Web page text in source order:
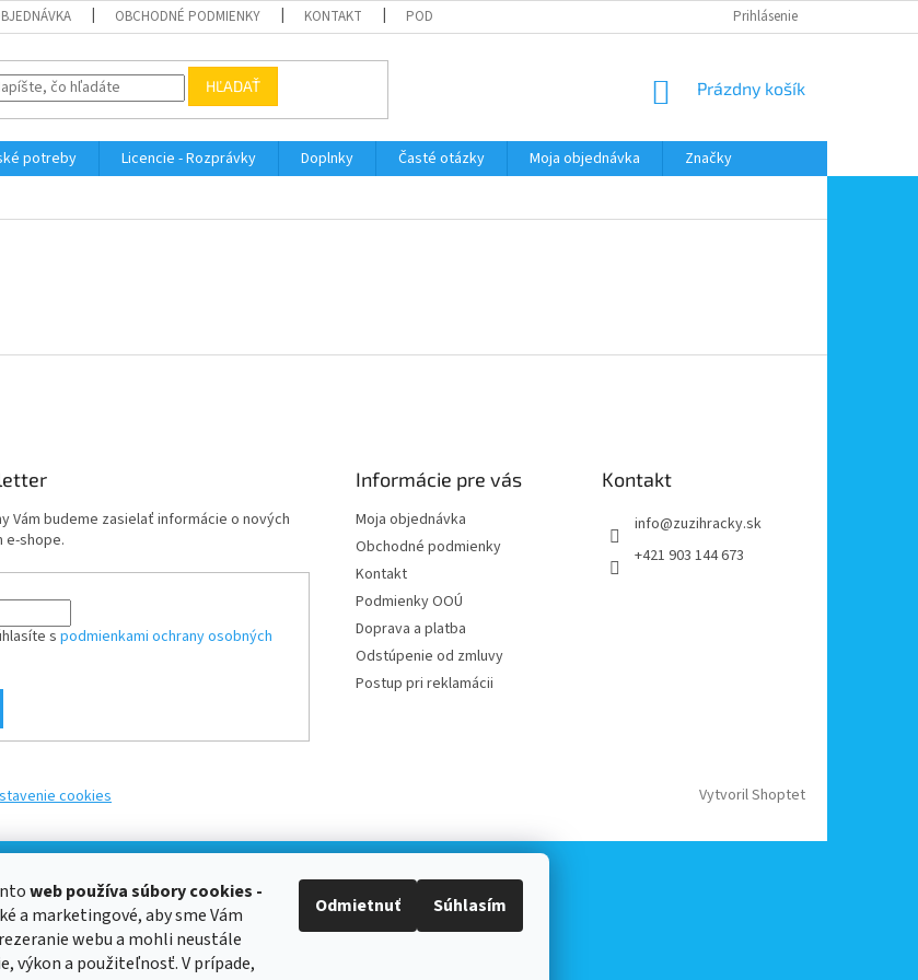
web používasúbory cookies -
a marketingové, aby sme Vám
webu a mohli neustále
výkon a použiteľnosť. V prípade,
Odmietnuť Súhlasím
OBCHODNÉ PODMIENKY KONTAKT PODMIENKY OOÚ ODSTÚPENIE OD ZMLUVY
Prihlásenie
HĽADAŤ
NÁKUPNÝ
Prázdny košík
potreby Licencie - Rozprávky Doplnky Časté otázky Moja objednávka
Značky
Vám budeme zasielať informácie o nových
e-shope.
spodmienkami ochrany osobných
Informácie pre vás
Moja objednávka
Obchodné podmienky
Kontakt
Podmienky OOÚ
Doprava a platba
Odstúpenie od zmluvy
Postup pri reklamácii
Kontakt
info@zuzihracky.sk
+421 903 144 673
Vytvoril Shoptet
cookies